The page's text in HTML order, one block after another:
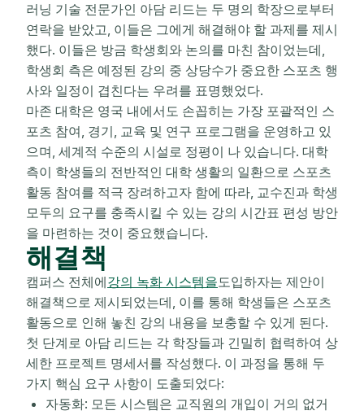
러닝 기술 전문가인 아담 리드는 두 명의 학장으로부터
연락을 받았고, 이들은 그에게 해결해야 할 과제를 제시
했다. 이들은 방금 학생회와 논의를 마친 참이었는데,
학생회 측은 예정된 강의 중 상당수가 중요한 스포츠 행
사와 일정이 겹친다는 우려를 표명했었다.
마존 대학은 영국 내에서도 손꼽히는 가장 포괄적인 스
포츠 참여, 경기, 교육 및 연구 프로그램을 운영하고 있
으며, 세계적 수준의 시설로 정평이 나 있습니다. 대학
측이 학생들의 전반적인 대학 생활의 일환으로 스포츠
활동 참여를 적극 장려하고자 함에 따라, 교수진과 학생
모두의 요구를 충족시킬 수 있는 강의 시간표 편성 방안
을 마련하는 것이 중요했습니다.
해결책
캠퍼스 전체에강의 녹화 시스템을도입하자는 제안이
해결책으로 제시되었는데, 이를 통해 학생들은 스포츠
활동으로 인해 놓친 강의 내용을 보충할 수 있게 된다.
첫 단계로 아담 리드는 각 학장들과 긴밀히 협력하여 상
세한 프로젝트 명세서를 작성했다. 이 과정을 통해 두
가지 핵심 요구 사항이 도출되었다:
자동화: 모든 시스템은 교직원의 개입이 거의 없거